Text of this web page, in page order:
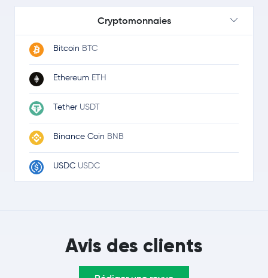
Cryptomonnaies
Bitcoin BTC
Ethereum ETH
Tether USDT
Binance Coin BNB
USDC USDC
TRON TRX
Avis des clients